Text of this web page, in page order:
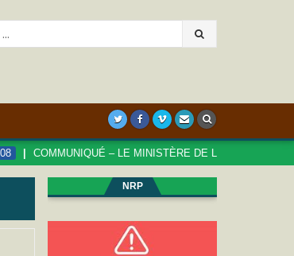
COMMUNIQUÉ – LE MINISTÈRE DE LA FONCTION
NRP